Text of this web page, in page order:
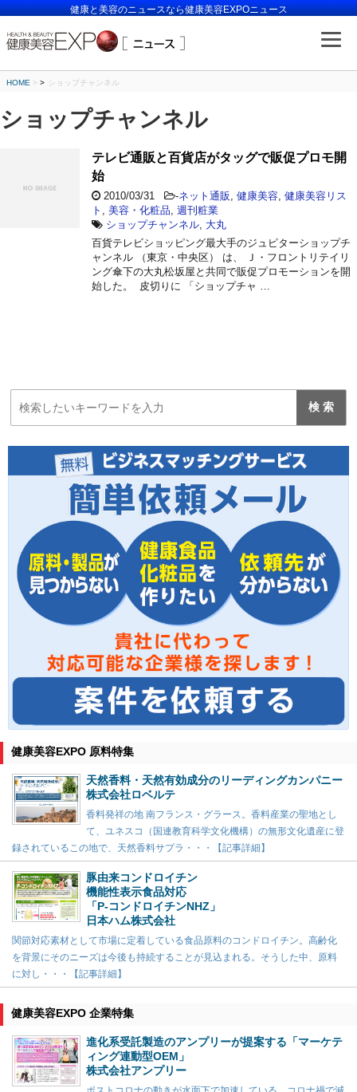
健康と美容のニュースなら健康美容EXPOニュース
HOME > ショップチャンネル
ショップチャンネル
テレビ通販と百貨店がタッグで販促プロモ開
始
2010/03/31 -ネット通販 健康美容 健康美容リス
ト
美容・化粧品 週刊粧業
ショップチャンネル 大丸
百貨テレビショッピング最大手のジュピターショップチ
ャンネル （東京・中央区） は、 Ｊ・フロントリテイリ
ング傘下の大丸松坂屋と共同で販促プロモーションを開
始した。 皮切りに 「ショップチャ …
健康美容EXPO 原料特集
天然香料・天然有効成分のリーディングカンパニー
株式会社ロベルテ
香料発祥の地 南フランス・グラース。香料産業の聖地とし
て、ユネスコ（国連教育科学文化機構）の無形文化遺産に登
録されているこの地で、天然香料サプラ・・・【記事詳細】
豚由来コンドロイチン
機能性表示食品対応
「P-コンドロイチンNHZ」
日本ハム株式会社
関節対応素材として市場に定着している食品原料のコンドロイチン。高齢化
を背景にそのニーズは今後も持続することが見込まれる。そうした中、原料
に対し・・・【記事詳細】
健康美容EXPO 企業特集
進化系受託製造のアンプリーが提案する「マーケテ
ィング連動型OEM」
株式会社アンプリー